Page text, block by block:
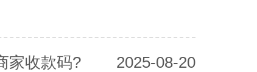
家收款码? 2025-08-20